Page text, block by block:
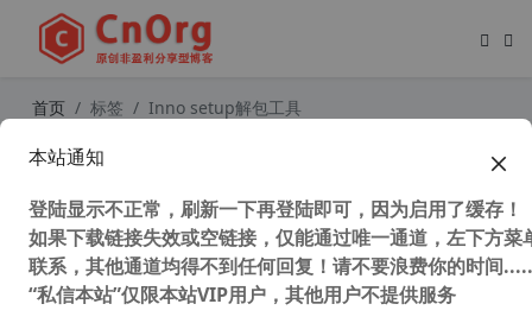
首页 标签 Inno setup解包工具
InnoExtractor 2024 v7.3.2.535 Plus
具
本站通知
登陆显示不正常，刷新一下再登陆即可，因为启用了缓存！
如果下载链接失效或空链接，仅能通过唯一通道，左下方菜
联系，其他通道均得不到任何回复！请不要浪费你的时间
“私信本站”仅限本站VIP用户，其他用户不提供服务